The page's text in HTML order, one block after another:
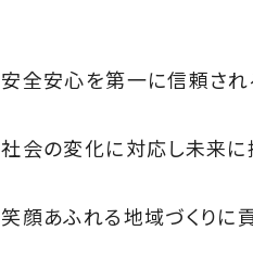
安全安心を第一に信頼さ
社会の変化に対応し未来に
笑顔あふれる地域づくりに